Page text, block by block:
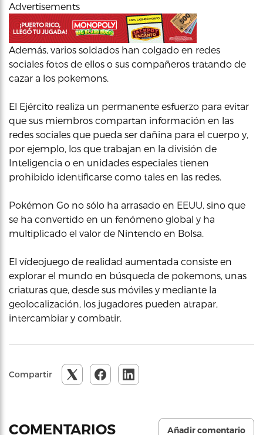
Advertisements
Además, varios soldados han colgado en redes
sociales fotos de ellos o sus compañeros tratando de
cazar a los pokemons.
El Ejército realiza un permanente esfuerzo para evitar
que sus miembros compartan información en las
redes sociales que pueda ser dañina para el cuerpo y,
por ejemplo, los que trabajan en la división de
Inteligencia o en unidades especiales tienen
prohibido identificarse como tales en las redes.
Pokémon Go no sólo ha arrasado en EEUU, sino que
se ha convertido en un fenómeno global y ha
multiplicado el valor de Nintendo en Bolsa.
El vídeojuego de realidad aumentada consiste en
explorar el mundo en búsqueda de pokemons, unas
criaturas que, desde sus móviles y mediante la
geolocalización, los jugadores pueden atrapar,
intercambiar y combatir.
Compartir
COMENTARIOS Añadir comentario